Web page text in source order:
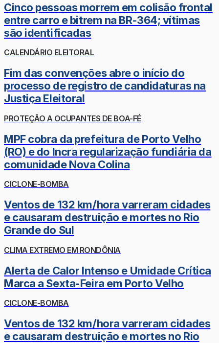
Cinco pessoas morrem em colisão frontal
entre carro e bitrem na BR-364; vítimas
são identificadas
CALENDÁRIO ELEITORAL
Fim das convenções abre o início do
processo de registro de candidaturas na
Justiça Eleitoral
PROTEÇÃO A OCUPANTES DE BOA-FÉ
MPF cobra da prefeitura de Porto Velho
(RO) e do Incra regularização fundiária da
comunidade Nova Colina
CICLONE-BOMBA
Ventos de 132 km/hora varreram cidades
e causaram destruição e mortes no Rio
Grande do Sul
CLIMA EXTREMO EM RONDÔNIA
Alerta de Calor Intenso e Umidade Crítica
Marca a Sexta-Feira em Porto Velho
CICLONE-BOMBA
Ventos de 132 km/hora varreram cidades
e causaram destruição e mortes no Rio